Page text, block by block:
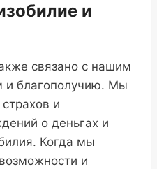
и
связано с нашим
и благополучию. Мы
и
о деньгах и
Когда мы
и